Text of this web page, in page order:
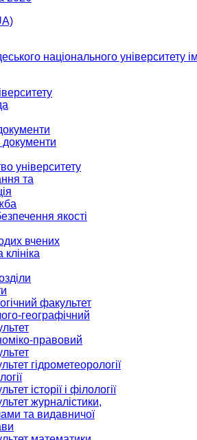
документи
університету
та
якості
вчених
факультет
географічний
правовий
гідрометеорології
історії і філології
журналістики,
та видавничої